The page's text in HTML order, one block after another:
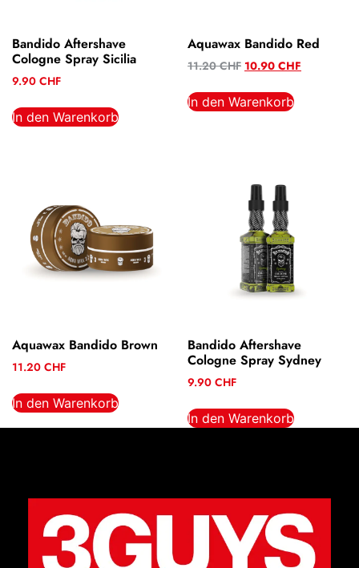
Bandido Aftershave
Cologne Spray Sicilia
9.90 CHF
In den Warenkorb
Aquawax Bandido Red
11.20CHF 10.90 CHF
In den Warenkorb
Aquawax Bandido Brown
11.20 CHF
In den Warenkorb
Bandido Aftershave
Cologne Spray Sydney
9.90 CHF
In den Warenkorb